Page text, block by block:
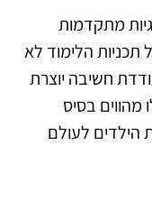
מתקדמות
תכניות הלימוד לא
חשיבה יוצרת
מהווים בסיס
הילדים לעולם